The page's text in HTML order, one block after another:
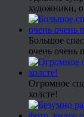
художники,
Большое
очень очень
Огромное
холсте!